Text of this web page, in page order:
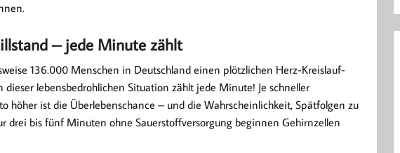
– jede Minute zählt
136.000 Menschen in Deutschland einen plötzlichen Herz-Kreislauf-
dieser lebensbedrohlichen Situation zählt jede Minute! Je schneller
höher ist die Überlebenschance – und die Wahrscheinlichkeit, Spätfolgen zu
drei bis fünf Minuten ohne Sauerstoffversorgung beginnen Gehirnzellen